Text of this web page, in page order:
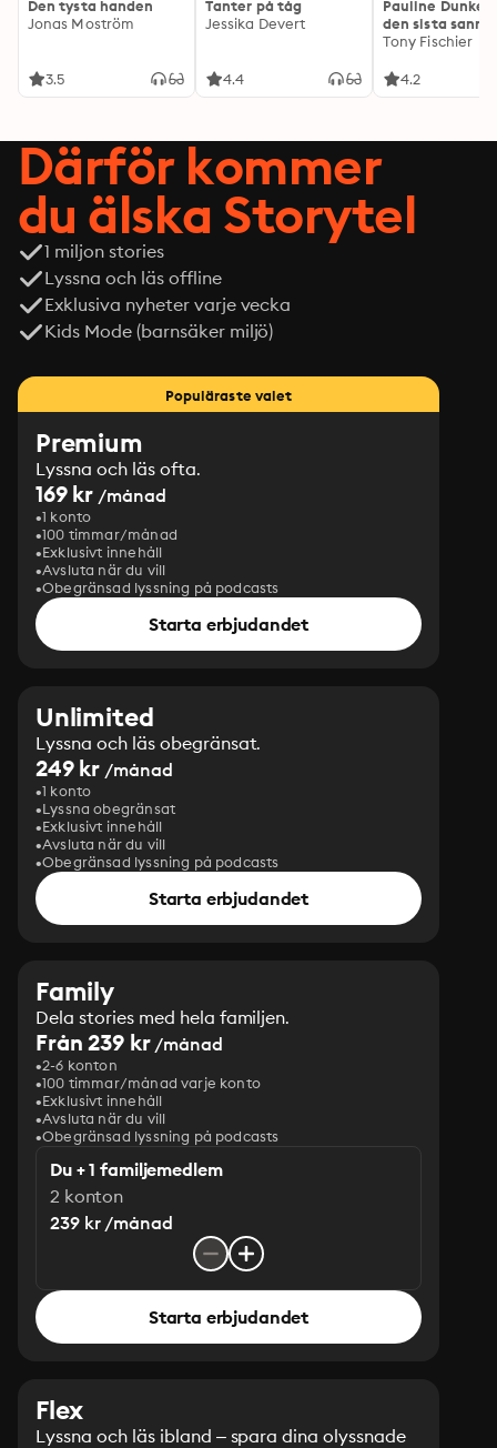
Den tysta handen
Jonas Moström
3.5
Tanter på tåg
Jessika Devert
4.4
Pauline Dunker
den sista
Tony Fischier
4.2
Därför kommer
du älska Storytel
1 miljon stories
Lyssna och läs offline
Exklusiva nyheter varje vecka
Kids Mode (barnsäker miljö)
Populäraste valet
Premium
Lyssna och läs ofta.
169 kr /månad
1 konto
100 timmar/månad
Exklusivt innehåll
Avsluta när du vill
Obegränsad lyssning på podcasts
Starta erbjudandet
Unlimited
Lyssna och läs obegränsat.
249 kr /månad
1 konto
Lyssna obegränsat
Exklusivt innehåll
Avsluta när du vill
Obegränsad lyssning på podcasts
Starta erbjudandet
Family
Dela stories med hela familjen.
Från 239 kr/månad
2-6 konton
100 timmar/månad varje konto
Exklusivt innehåll
Avsluta när du vill
Obegränsad lyssning på podcasts
Du + 1 familjemedlem
2 konton
239 kr /månad
Starta erbjudandet
Flex
Lyssna och läs ibland – spara dina olyssnade